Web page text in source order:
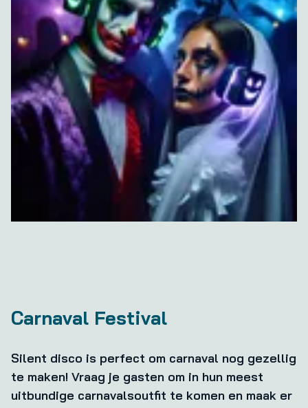
Carnaval Festival
Silent disco is perfect om carnaval nog gezellig
te maken! Vraag je gasten om in hun meest
uitbundige carnavalsoutfit te komen en maak er